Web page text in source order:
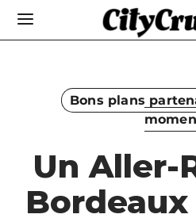
Bons plans
Un Aller-